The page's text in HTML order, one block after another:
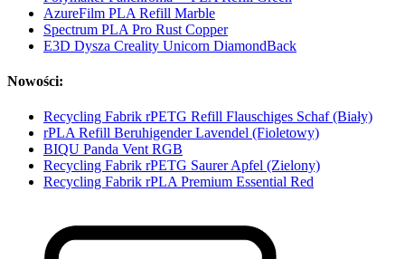
AzureFilm PLA Refill Marble
Spectrum PLA Pro Rust Copper
E3D Dysza Creality Unicorn DiamondBack
Nowości:
Recycling Fabrik rPETG Refill Flauschiges Schaf (Biały)
rPLA Refill Beruhigender Lavendel (Fioletowy)
BIQU Panda Vent RGB
Recycling Fabrik rPETG Saurer Apfel (Zielony)
Recycling Fabrik rPLA Premium Essential Red